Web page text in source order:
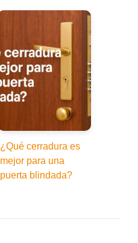
¿Qué cerradura es
mejor para una
puerta blindada?